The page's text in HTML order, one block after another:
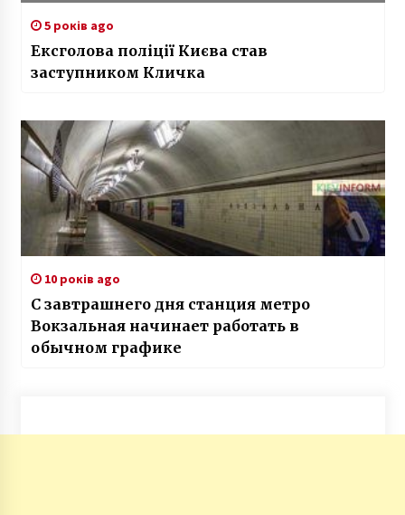
5 років ago
Ексголова поліції Києва став
заступником Кличка
10 років ago
С завтрашнего дня станция метро
Вокзальная начинает работать в
обычном графике